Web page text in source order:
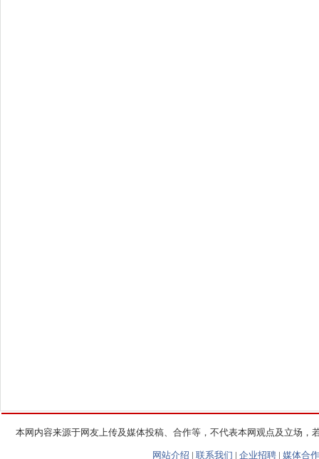
本网内容来源于网友上传及媒体投稿、合作等，不代表本网观点及立场
网站介绍 | 联系我们 | 企业招聘 | 媒体合作